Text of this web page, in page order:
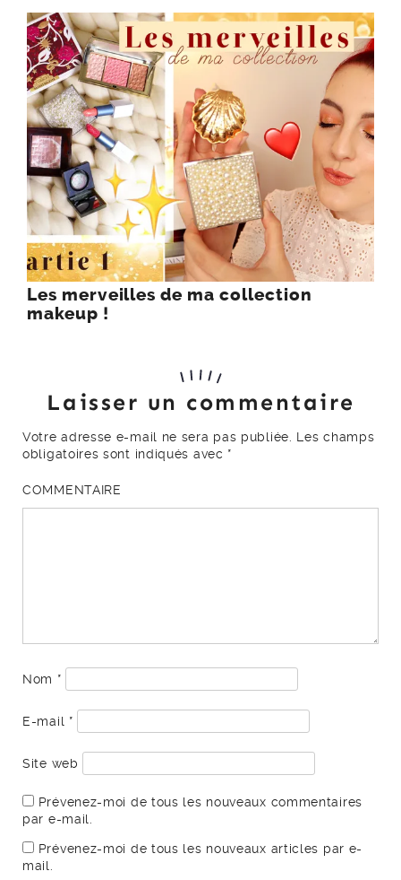
Les merveilles de ma collection
makeup !
Laisser un commentaire
Votre adresse e-mail ne sera pas publiée.
Les champs
obligatoires sont indiqués avec *
COMMENTAIRE
Nom *
E-mail *
Site web
Prévenez-moi de tous les nouveaux commentaires
par e-mail.
Prévenez-moi de tous les nouveaux articles par e-
mail.